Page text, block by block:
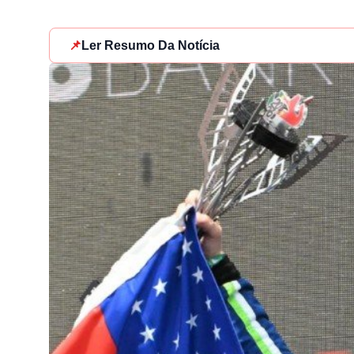
📌 Ler Resumo Da Notícia